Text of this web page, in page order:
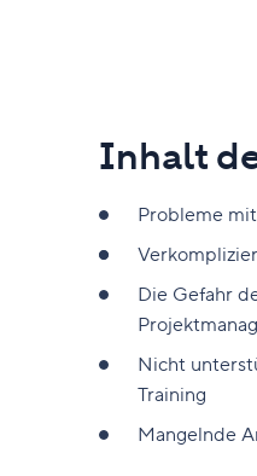
Inhalt
Probleme
Die Gefahr
Nicht
Training
Mangelnde